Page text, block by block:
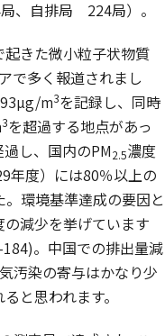
、自排局 224局）。
きた微小粒子状物質
で多く報道されまし
m3を記録し、同時
3を超過する地点があっ
し、国内のPM2.5濃度
年度）には80％以上の
環境基準達成の要因と
減少を挙げています
。中国での排出量減
汚染の寄与はかなり少
と思われます。